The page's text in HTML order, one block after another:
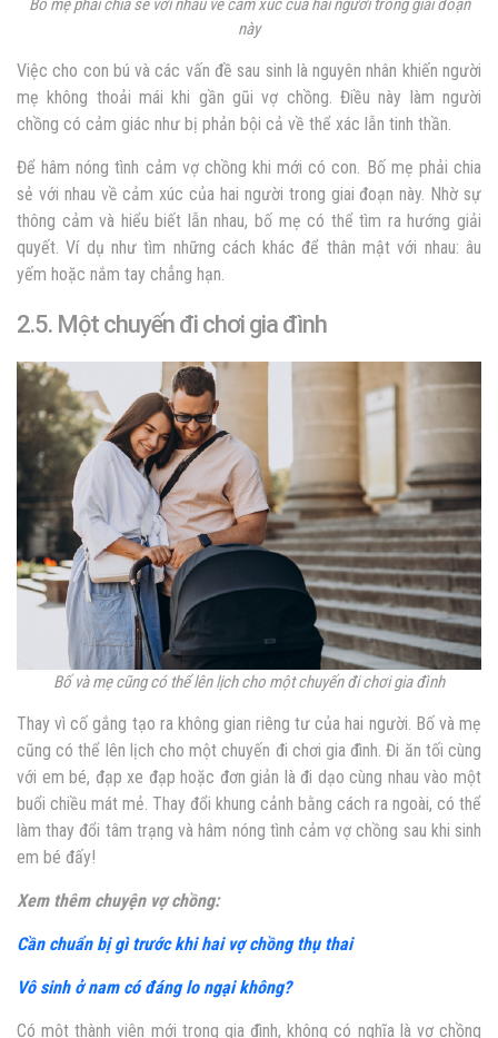
này
Việc cho con bú và các vấn đề sau sinh là nguyên nhân khiến người
mẹ không thoải mái khi gần gũi vợ chồng. Điều này làm người
chồng có cảm giác như bị phản bội cả về thể xác lẫn tinh thần.
Đểhâm nóng tình cảm vợ chồng khi mới có con . Bố mẹ phải chia
sẻ với nhau về cảm xúc của hai người trong giai đoạn này. Nhờ sự
thông cảm và hiểu biết lẫn nhau, bố mẹ có thể tìm ra hướng giải
quyết. Ví dụ như tìm những cách khác để thân mật với nhau: âu
yếm hoặc nắm tay chẳng hạn.
2.5. Một chuyến đi chơi gia đình
Bố và mẹ cũng có thể lên lịch cho một chuyến đi chơi gia đình
Thay vì cố gắng tạo ra không gian riêng tư của hai người. Bố và mẹ
cũng có thể lên lịch cho một chuyến đi chơi gia đình. Đi ăn tối cùng
với em bé, đạp xe đạp hoặc đơn giản là đi dạo cùng nhau vào một
buổi chiều mát mẻ. Thay đổi khung cảnh bằng cách ra ngoài, có thể
làm thay đổi tâm trạng và hâm nóng tình cảm vợ chồng sau khi sinh
em bé đấy!
Xem thêm chuyện vợ chồng:
Cần chuẩn bị gì trước khi hai vợ chồng thụ thai
Vô sinh ở nam có đáng lo ngại không?
Có một thành viên mới trong gia đình, không có nghĩa là vợ chồng